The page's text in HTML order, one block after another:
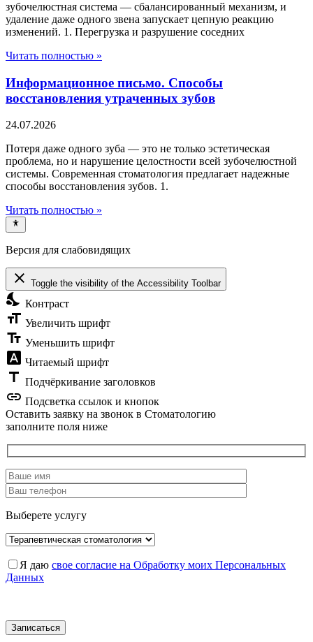
зубочелюстная система — сбалансированный механизм, и
удаление даже одного звена запускает цепную реакцию
изменений. 1. Перегрузка и разрушение соседних
Читать полностью »
Информационное письмо. Способы
восстановления утраченных зубов
24.07.2026
Потеря даже одного зуба — это не только эстетическая
проблема, но и нарушение целостности всей зубочелюстной
системы. Современная стоматология предлагает надежные
способы восстановления зубов. 1.
Читать полностью »
Версия для слабовидящих
close Toggle the visibility of the Accessibility Toolbar
nights_stay Контраст
format_size Увеличить шрифт
text_fields Уменьшить шрифт
font_download Читаемый шрифт
title Подчёркивание заголовков
link Подсветка ссылок и кнопок
Оставить заявку на звонок в Стоматологию
заполните поля ниже
Выберете услугу
Я даю свое согласие на Обработку моих Персональных
Данных